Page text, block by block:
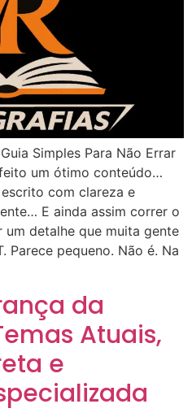
Simples Para Não Errar
um ótimo conteúdo…
com clareza e
E ainda assim correr o
detalhe que muita gente
Parece pequeno. Não é. Na
da
Atuais,
e